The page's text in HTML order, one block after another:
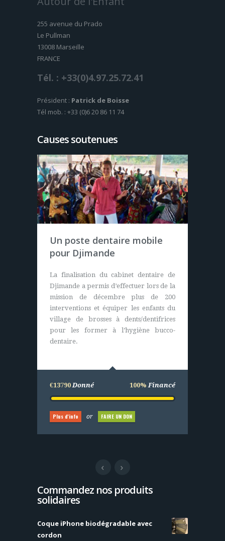
255 avenue du Prado
Le Pullman
13008 Marseille
FRANCE
Tél. : +33(0)4.97.25.72.41
Président : Patrick de Boisse
Tél mob. : +33 (0)6 20 86 11 74
Causes soutenues
Un poste dentaire mobile
pour Djimande
La finalisation du cabinet dentaire de
Djimande a permis d’effectuer lors de la
mission de décembre plus de 200
interventions et équiper les enfants du
village de brosses à dents/dentifrices
pour les former à l’hygiène bucco-
dentaire.
€13790 Donné 100% Financé
Plus d'info or FAIRE UN DON
Case de santé en
Casamance (Sénégal)
Nous apportons sur ce projet les plans et
le financement global de l’opération
pour l’achat de matériels (durables). Les
villageois eux construisent,
entretiennent et assurent le bon
fonctionnement du centre de santé.
€25000Donné 100%Financé
Commandez nos produits
solidaires
Coque iPhone biodégradable avec
cordon